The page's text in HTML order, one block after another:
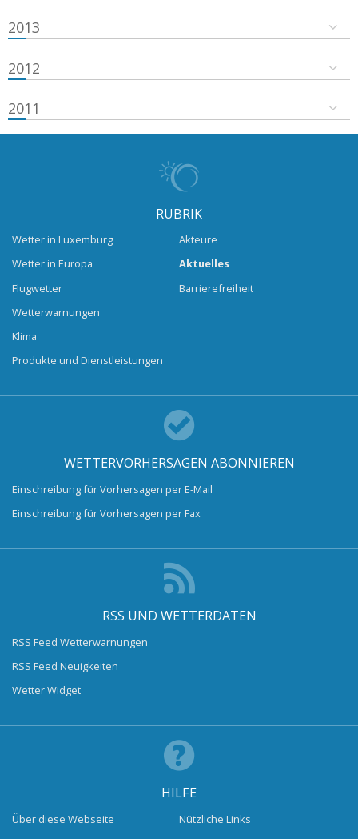
2013
2012
2011
RUBRIK
Wetter in Luxemburg
Wetter in Europa
Flugwetter
Wetterwarnungen
Klima
Produkte und Dienstleistungen
Akteure
Aktuelles
Barrierefreiheit
WETTERVORHERSAGEN ABONNIEREN
Einschreibung für Vorhersagen per E-Mail
Einschreibung für Vorhersagen per Fax
RSS UND WETTERDATEN
RSS Feed Wetterwarnungen
RSS Feed Neuigkeiten
Wetter Widget
HILFE
Über diese Webseite
Nützliche Links